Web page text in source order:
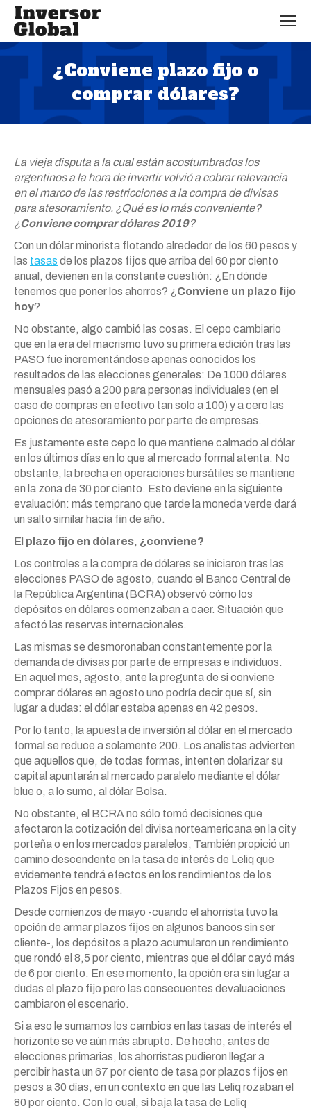
¿Conviene plazo fijo o
comprar dólares?
Estás aquí:
La vieja disputa a la cual están acostumbrados los
argentinos a la hora de invertir volvió a cobrar relevancia
en el marco de las restricciones a la compra de divisas
para atesoramiento. ¿Qué es lo más conveniente?
¿Conviene comprar dólares 2019?
Con un dólar minorista flotando alrededor de los 60 pesos y
las tasas de los plazos fijos que arriba del 60 por ciento
anual, devienen en la constante cuestión: ¿En dónde
tenemos que poner los ahorros? ¿ Conviene un plazo fijo
hoy?
No obstante, algo cambió las cosas. El cepo cambiario
que en la era del macrismo tuvo su primera edición tras las
PASO fue incrementándose apenas conocidos los
resultados de las elecciones generales: De 1000 dólares
mensuales pasó a 200 para personas individuales (en el
caso de compras en efectivo tan solo a 100) y a cero las
opciones de atesoramiento por parte de empresas.
Es justamente este cepo lo que mantiene calmado al dólar
en los últimos días en lo que al mercado formal atenta. No
obstante, la brecha en operaciones bursátiles se mantiene
en la zona de 30 por ciento. Esto deviene en la siguiente
evaluación: más temprano que tarde la moneda verde dará
un salto similar hacia fin de año.
El plazo fijo en dólares, ¿conviene?
Los controles a la compra de dólares se iniciaron tras las
elecciones PASO de agosto, cuando el Banco Central de
la República Argentina (BCRA) observó cómo los
depósitos en dólares comenzaban a caer. Situación que
afectó las reservas internacionales.
Las mismas se desmoronaban constantemente por la
demanda de divisas por parte de empresas e individuos.
En aquel mes, agosto, ante la pregunta de si conviene
comprar dólares en agosto uno podría decir que sí, sin
lugar a dudas: el dólar estaba apenas en 42 pesos.
Por lo tanto, la apuesta de inversión al dólar en el mercado
formal se reduce a solamente 200. Los analistas advierten
que aquellos que, de todas formas, intenten dolarizar su
capital apuntarán al mercado paralelo mediante el dólar
blue o, a lo sumo, al dólar Bolsa.
No obstante, el BCRA no sólo tomó decisiones que
afectaron la cotización del divisa norteamericana en la city
porteña o en los mercados paralelos, También propició un
camino descendente en la tasa de interés de Leliq que
evidemente tendrá efectos en los rendimientos de los
Plazos Fijos en pesos.
Desde comienzos de mayo -cuando el ahorrista tuvo la
opción de armar plazos fijos en algunos bancos sin ser
cliente-, los depósitos a plazo acumularon un rendimiento
que rondó el 8,5 por ciento, mientras que el dólar cayó más
de 6 por ciento. En ese momento, la opción era sin lugar a
dudas el plazo fijo pero las consecuentes devaluaciones
cambiaron el escenario.
Si a eso le sumamos los cambios en las tasas de interés el
horizonte se ve aún más abrupto. De hecho, antes de
elecciones primarias, los ahorristas pudieron llegar a
percibir hasta un 67 por ciento de tasa por plazos fijos en
pesos a 30 días, en un contexto en que las Leliq rozaban el
80 por ciento. Con lo cual, si baja la tasa de Leliq